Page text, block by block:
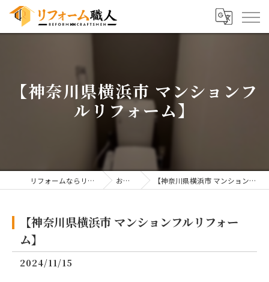
【神奈川県横浜市 マンションフ
ルリフォーム】
リフォームならリフォーム職人 お知らせ 【神奈川県横浜市 マンションフルリフォーム】
【神奈川県横浜市 マンションフルリフォー
ム】
2024/11/15